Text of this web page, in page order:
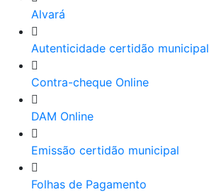
Alvará
Autenticidade certidão municipal
Contra-cheque Online
DAM Online
Emissão certidão municipal
Folhas de Pagamento